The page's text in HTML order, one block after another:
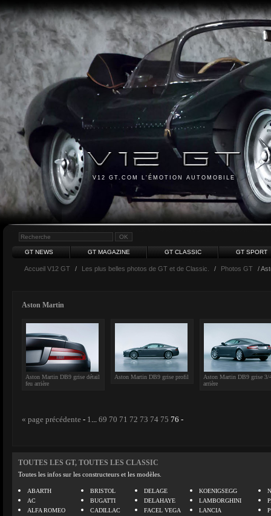
V12 GT.COM L'ÉMOTION AUTOMOBILE
GT NEWS GT MAGAZINE GT CLASSIC GT SPORT
Accueil V12 GT / Les plus belles photos de GT et de Classic. / Photos GT /
Aston Martin
Aston Martin DB9 grise détail
feu arrière
Aston Martin DB9 grise profil
Aston Martin DB9 grise 3/
arrière
« page précédente - 1... 69 70 71 72 73 74 75 76 -
TOUTES LES GT, TOUTES LES CLASSIC
Toutes les infos sur les constructeurs et les modèles.
ABARTH
AC
ALFA ROMEO
BRISTOL
BUGATTI
CADILLAC
DELAGE
DELAHAYE
FACEL VEGA
KOENIGSEGG
LAMBORGHINI
LANCIA